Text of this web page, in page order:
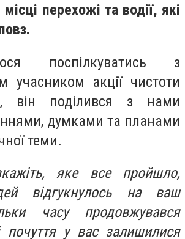
перехожі та водії, які
поспілкуватись з
учасником акції чистоти
, він поділився з нами
думками та планами
теми.
яке все пройшло,
відгукнулось на ваш
часу продовжувався
почуття у вас залишилися